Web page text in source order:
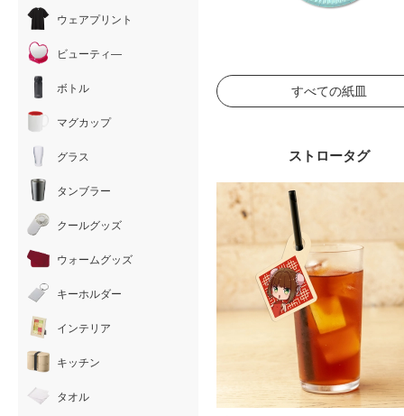
すべての紙皿
ストロータグ
ウェアプリント
ビューティ―
ボトル
マグカップ
グラス
タンブラー
クールグッズ
ウォームグッズ
キーホルダー
インテリア
キッチン
タオル